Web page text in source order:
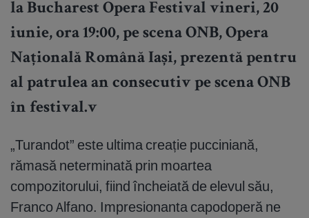
la Bucharest Opera Festival vineri, 20
iunie, ora 19:00, pe scena ONB, Opera
Națională Română Iași, prezentă pentru
al patrulea an consecutiv pe scena ONB
în festival.v
„Turandot” este ultima creație pucciniană,
rămasă neterminată prin moartea
compozitorului, fiind încheiată de elevul său,
Franco Alfano. Impresionanta capodoperă ne